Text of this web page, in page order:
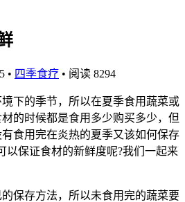
• 四季食疗 • 阅读 8294
下的季节，所以在夏季食用蔬菜或
的时候都是食用多少购买多少，但
食用完在炎热的夏季又该如何保存
以保证食材的新鲜度呢?我们一起来
保存方法，所以未食用完的蔬菜要